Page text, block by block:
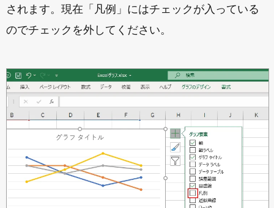
されます。現在「凡例」にはチェックが入っている
のでチェックを外してください。